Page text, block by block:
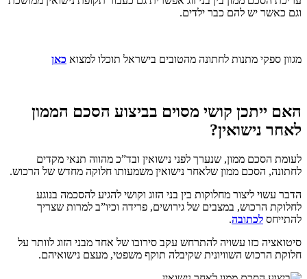
וגם כאשר יש להם כבר ילדים.
מגוון ספקי מתנות לחתונה מהטובים בישראל תוכלו למצוא כאן
האם ייתכן קושי מסוים בביצוע הסכם הממון
לאחר נישואין?
לעומת הסכם ממון, שנערך לפני נישואין ובד”כ מהווה תנאי מקדים
לחתונה, הסכם ממון שלאחר נישואין משמעותו חלוקה מחדש של הרכוש.
הדבר עשוי ליצור מחלוקות בין בני הזוג וקושי להגיע להסכמה בנוגע
לחלוקת הרכוש, במצבים של גירושים, פרידה וכיו”ב למרות שצריך
להתייחס לכתובה.
סיטואציה כזו עשויה להתרחש עקב סירובו של אחד מבני הזוג לוותר על
חלוקת הרכוש השוויונית שקיבלה תוקף משפטי, מעצם נישואיהם.